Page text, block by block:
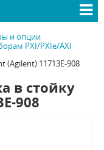
и опции
PXI/PXIe/AXI
(Agilent) 11713E-908
в стойку
908